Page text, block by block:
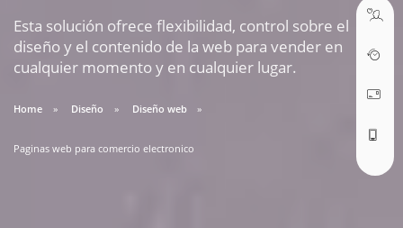
Esta solución ofrece flexibilidad, control sobre el
diseño y el contenido de la web para vender en
cualquier momento y en cualquier lugar.
Home Diseño Diseño web
Paginas web para comercio electronico
ABRIR TICKET